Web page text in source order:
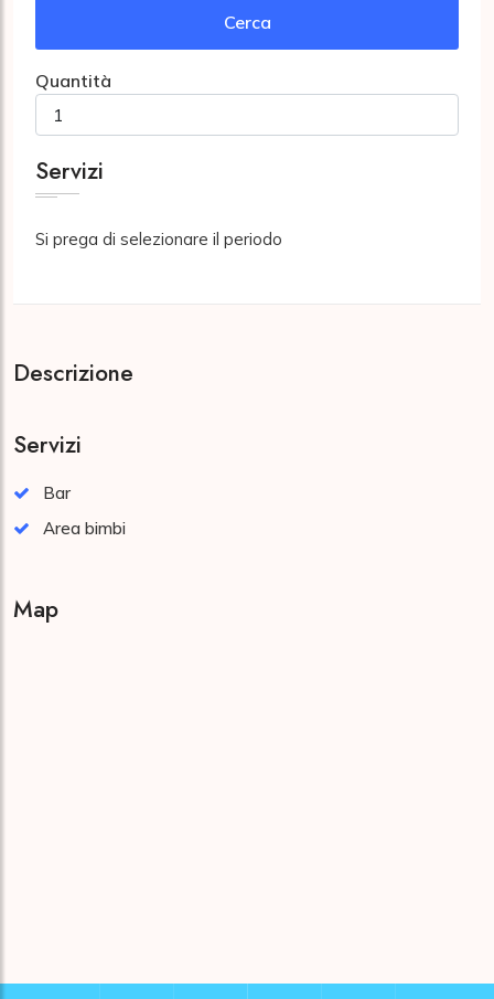
Cerca
Quantità
Servizi
Si prega di selezionare il periodo
Descrizione
Servizi
Bar
Area bimbi
Map